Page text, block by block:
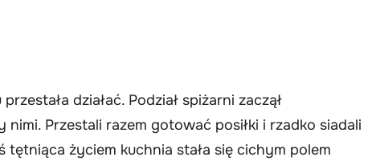
działać. Podział spiżarni zaczął
Przestali razem gotować posiłki i rzadko siadali
życiem kuchnia stała się cichym polem